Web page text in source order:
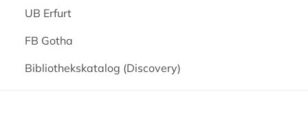
UB Erfurt
FB Gotha
Bibliothekskatalog (Discovery)